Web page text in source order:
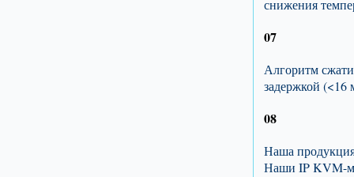
снижения
07
Алгоритм
задержкой (<16
08
Наша
Наши IP KVM-